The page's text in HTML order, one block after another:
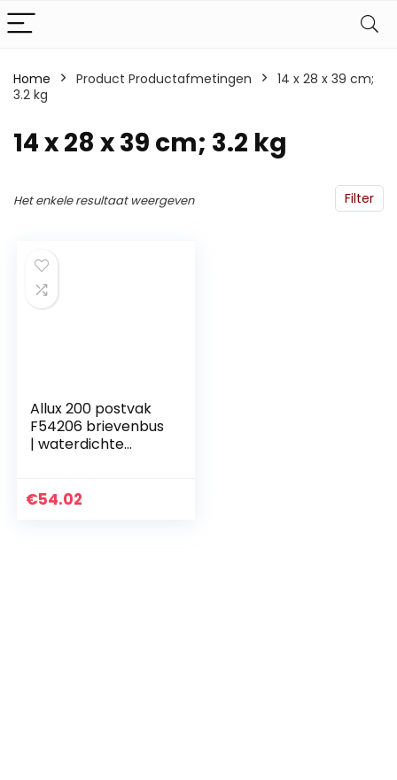
Home Product Productafmetingen
‎14 x 28 x 39 cm;
3.2 kg
‎14 x 28 x 39 cm; 3.2 kg
Filter
Het enkele resultaat weergeven
Allux 200 postvak
F54206 brievenbus
| waterdichte
280 x 140 mm |
€54.02